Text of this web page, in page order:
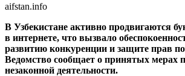
aifstan.info
В Узбекистане активно продвигаются
в интернете, что вызвало
развитию конкуренции и защите прав
Ведомство сообщает о принятых мерах
незаконной деятельности.